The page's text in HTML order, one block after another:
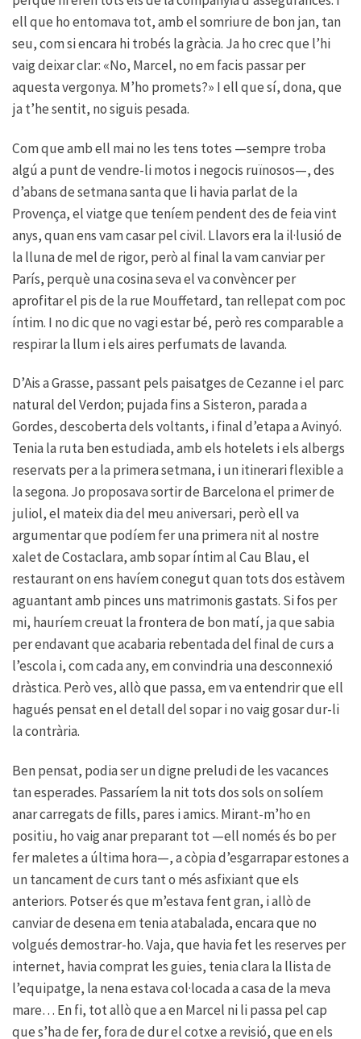
ell que ho entomava tot, amb el somriure de bon jan, tan
seu, com si encara hi trobés la gràcia. Ja ho crec que l’hi
vaig deixar clar: «No, Marcel, no em facis passar per
aquesta vergonya. M’ho promets?» I ell que sí, dona, que
ja t’he sentit, no siguis pesada.
Com que amb ell mai no les tens totes —sempre troba
algú a punt de vendre-li motos i negocis ruïnosos—, des
d’abans de setmana santa que li havia parlat de la
Provença, el viatge que teníem pendent des de feia vint
anys, quan ens vam casar pel civil. Llavors era la il·lusió de
la lluna de mel de rigor, però al final la vam canviar per
París, perquè una cosina seva el va convèncer per
aprofitar el pis de la rue Mouffetard, tan rellepat com poc
íntim. I no dic que no vagi estar bé, però res comparable a
respirar la llum i els aires perfumats de lavanda.
D’Ais a Grasse, passant pels paisatges de Cezanne i el parc
natural del Verdon; pujada fins a Sisteron, parada a
Gordes, descoberta dels voltants, i final d’etapa a Avinyó.
Tenia la ruta ben estudiada, amb els hotelets i els albergs
reservats per a la primera setmana, i un itinerari flexible a
la segona. Jo proposava sortir de Barcelona el primer de
juliol, el mateix dia del meu aniversari, però ell va
argumentar que podíem fer una primera nit al nostre
xalet de Costaclara, amb sopar íntim al Cau Blau, el
restaurant on ens havíem conegut quan tots dos estàvem
aguantant amb pinces uns matrimonis gastats. Si fos per
mi, hauríem creuat la frontera de bon matí, ja que sabia
per endavant que acabaria rebentada del final de curs a
l’escola i, com cada any, em convindria una desconnexió
dràstica. Però ves, allò que passa, em va entendrir que ell
hagués pensat en el detall del sopar i no vaig gosar dur-li
la contrària.
Ben pensat, podia ser un digne preludi de les vacances
tan esperades. Passaríem la nit tots dos sols on solíem
anar carregats de fills, pares i amics. Mirant-m’ho en
positiu, ho vaig anar preparant tot —ell només és bo per
fer maletes a última hora—, a còpia d’esgarrapar estones a
un tancament de curs tant o més asfixiant que els
anteriors. Potser és que m’estava fent gran, i allò de
canviar de desena em tenia atabalada, encara que no
volgués demostrar-ho. Vaja, que havia fet les reserves per
internet, havia comprat les guies, tenia clara la llista de
l’equipatge, la nena estava col·locada a casa de la meva
mare… En fi, tot allò que a en Marcel ni li passa pel cap
que s’ha de fer, fora de dur el cotxe a revisió, que en els